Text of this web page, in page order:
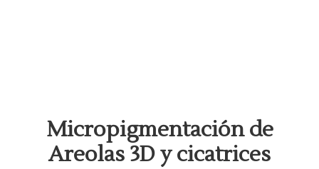
Micropigmentación de
Areolas 3D y cicatrices